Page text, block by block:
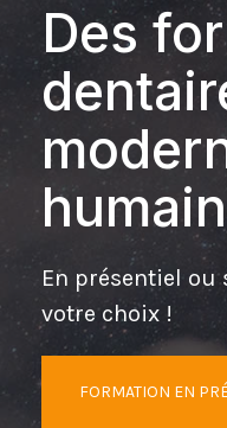
Des
En présentiel
votre choix !
FORMATION EN